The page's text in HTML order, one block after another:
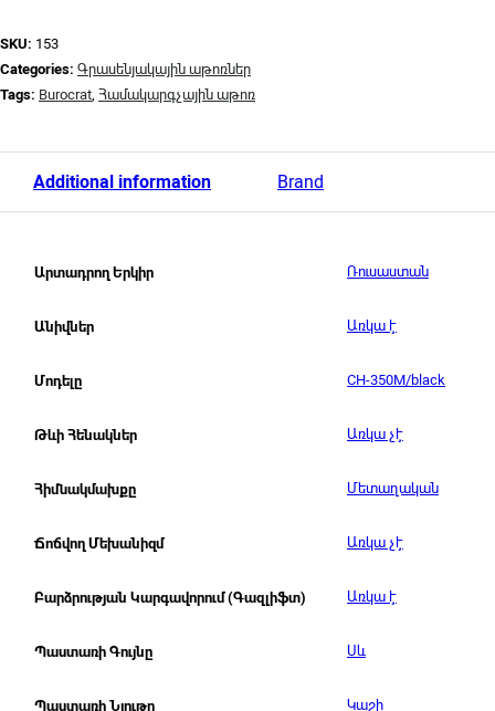
SKU: 153
Categories: Գրասենյակային աթոռներ
Tags: Burocrat Համակարգչային աթոռ
Additional information Brand
Արտադրող Երկիր Ռուսաստան
Անիվներ Առկա է
Մոդելը CH-350M/black
Թևի Հենակներ Առկա չէ
Հիմնակմախքը Մետաղական
Ճոճվող Մեխանիզմ Առկա չէ
Բարձրության Կարգավորում (Գազլիֆտ) Առկա է
Պաստառի Գույնը Սև
Պաստառի Նյութը Կաշի